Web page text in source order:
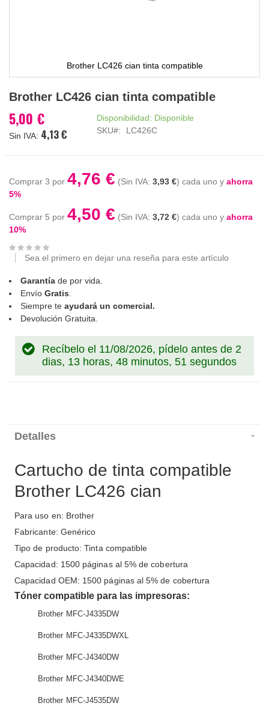
Brother LC426 cian tinta compatible
al
de
la
Brother LC426 cian tinta compatible
5,00 €
4,13 €
Disponibilidad: Disponible
SKU
LC426C
Comprar 3 por 4,76 € 3,93 € cada uno y ahorra
5%
Comprar 5 por 4,50 € 3,72 € cada uno y ahorra
10%
Sea el primero en dejar una reseña para este artículo
Garantía de por vida.
Envío Gratis.
Siempre te ayudará un comercial.
Devolución Gratuita.
Recíbelo el 11/08/2026, pídelo antes de 2
dias, 13 horas, 48 minutos, 51 segundos
Detalles
Cartucho de tinta compatible
Brother LC426 cian
Para uso en: Brother
Fabricante: Genérico
Tipo de producto: Tinta compatible
Capacidad: 1500 páginas al 5% de cobertura
Capacidad OEM: 1500 páginas al 5% de cobertura
Tóner compatible para las impresoras:
Brother MFC-J4335DW
Brother MFC-J4335DWXL
Brother MFC-J4340DW
Brother MFC-J4340DWE
Brother MFC-J4535DW